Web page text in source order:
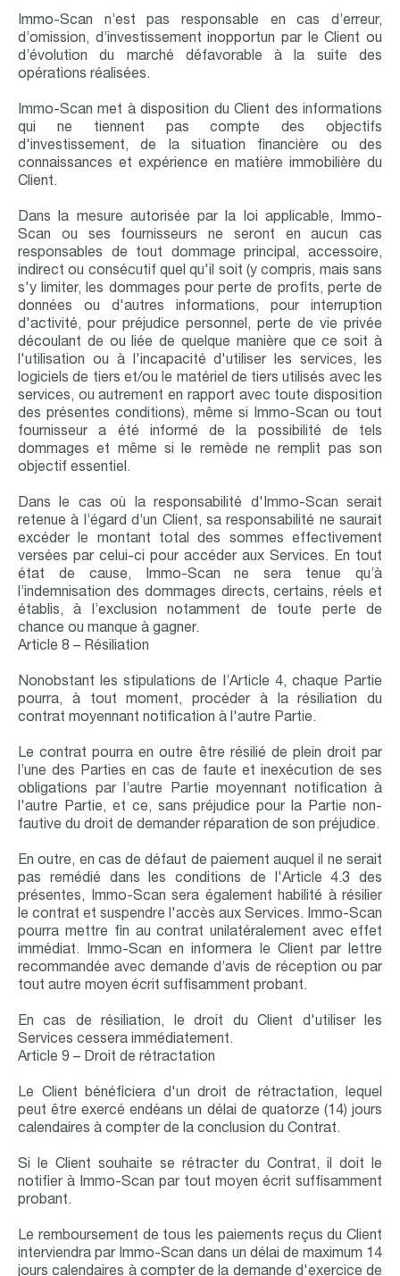
Immo-Scan n’est pas responsable en cas d’erreur,
d’omission, d’investissement inopportun par le Client ou
d’évolution du marché défavorable à la suite des
opérations réalisées.
Immo-Scan met à disposition du Client des informations
qui ne tiennent pas compte des objectifs
d'investissement, de la situation financière ou des
connaissances et expérience en matière immobilière du
Client.
Dans la mesure autorisée par la loi applicable, Immo-
Scan ou ses fournisseurs ne seront en aucun cas
responsables de tout dommage principal, accessoire,
indirect ou consécutif quel qu'il soit (y compris, mais sans
s'y limiter, les dommages pour perte de profits, perte de
données ou d'autres informations, pour interruption
d'activité, pour préjudice personnel, perte de vie privée
découlant de ou liée de quelque manière que ce soit à
l'utilisation ou à l'incapacité d'utiliser les services, les
logiciels de tiers et/ou le matériel de tiers utilisés avec les
services, ou autrement en rapport avec toute disposition
des présentes conditions), même si Immo-Scan ou tout
fournisseur a été informé de la possibilité de tels
dommages et même si le remède ne remplit pas son
objectif essentiel.
Dans le cas où la responsabilité d'Immo-Scan serait
retenue à l’égard d’un Client, sa responsabilité ne saurait
excéder le montant total des sommes effectivement
versées par celui-ci pour accéder aux Services. En tout
état de cause, Immo-Scan ne sera tenue qu’à
l’indemnisation des dommages directs, certains, réels et
établis, à l’exclusion notamment de toute perte de
chance ou manque à gagner.
Article 8 – Résiliation
Nonobstant les stipulations de l’Article 4, chaque Partie
pourra, à tout moment, procéder à la résiliation du
contrat moyennant notification à l'autre Partie.
Le contrat pourra en outre être résilié de plein droit par
l’une des Parties en cas de faute et inexécution de ses
obligations par l’autre Partie moyennant notification à
l'autre Partie, et ce, sans préjudice pour la Partie non-
fautive du droit de demander réparation de son préjudice.
En outre, en cas de défaut de paiement auquel il ne serait
pas remédié dans les conditions de l'Article 4.3 des
présentes, Immo-Scan sera également habilité à résilier
le contrat et suspendre l'accès aux Services. Immo-Scan
pourra mettre fin au contrat unilatéralement avec effet
immédiat. Immo-Scan en informera le Client par lettre
recommandée avec demande d’avis de réception ou par
tout autre moyen écrit suffisamment probant.
En cas de résiliation, le droit du Client d'utiliser les
Services cessera immédiatement.
Article 9 – Droit de rétractation
Le Client bénéficiera d'un droit de rétractation, lequel
peut être exercé endéans un délai de quatorze (14) jours
calendaires à compter de la conclusion du Contrat.
Si le Client souhaite se rétracter du Contrat, il doit le
notifier à Immo-Scan par tout moyen écrit suffisamment
probant.
Le remboursement de tous les paiements reçus du Client
interviendra par Immo-Scan dans un délai de maximum 14
jours calendaires à compter de la demande d'exercice de